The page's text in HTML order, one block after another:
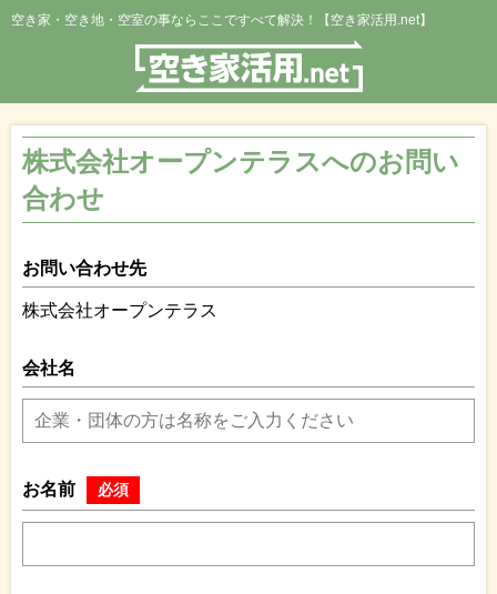
空き家・空き地・空室の事ならここですべて解決！【空き家活用.net】
株式会社オープンテラスへのお問い
合わせ
お問い合わせ先
株式会社オープンテラス
会社名
お名前 必須